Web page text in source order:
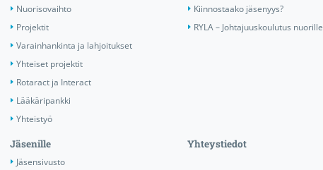
Nuorisovaihto
Projektit
Varainhankinta ja lahjoitukset
Yhteiset projektit
Rotaract ja Interact
Lääkäripankki
Yhteistyö
Kiinnostaako jäsenyys?
RYLA – Johtajuuskoulutus nuorille
Jäsenille
Jäsensivusto
Yhteystiedot